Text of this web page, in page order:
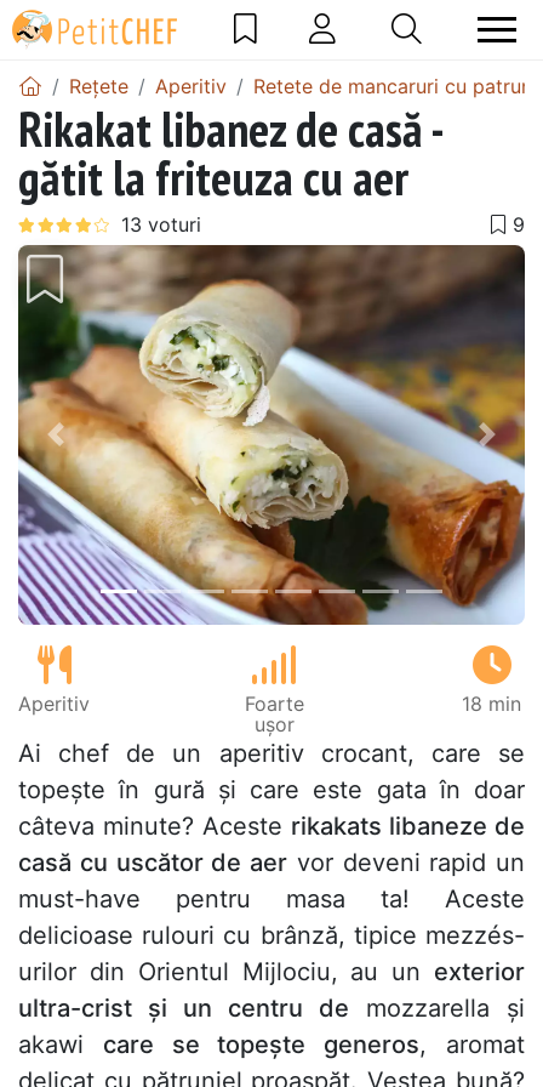
Rețete Aperitiv Retete de mancaruri cu
Rikakat libanez de casă -
gătit la friteuza cu aer
Precedentul
Aperitiv
Foarte
ușor
18 min
Ai chef de un aperitiv crocant, care se
topește în gură și care este gata în doar
câteva minute? Aceste rikakats libaneze de
casă cu uscător de aer vor deveni rapid un
must-have pentru masa ta! Aceste
delicioase rulouri cu brânză, tipice mezzés-
urilor din Orientul Mijlociu, au un exterior
ultra-crist și un centru de mozzarella și
akawi care se topește generos, aromat
delicat cu pătrunjel proaspăt. Vestea bună?